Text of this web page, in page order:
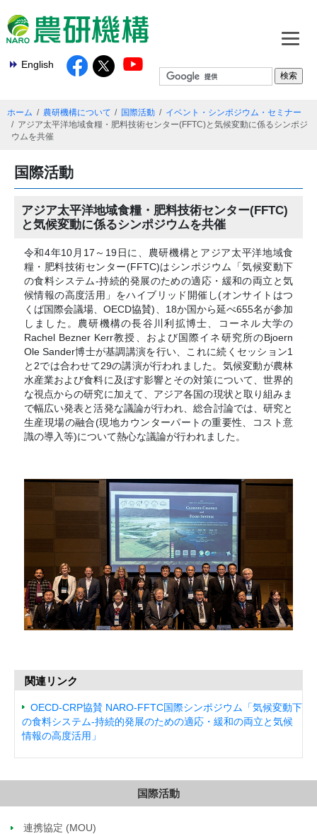
English
ホーム 農研機構について 国際活動
イベント・シンポジウム・セミナー
アジア太平洋地域食糧・肥料技術センター(FFTC)と気候変動に係るシンポジ
ウムを共催
国際活動
アジア太平洋地域食糧・肥料技術センター(FFTC)
と気候変動に係るシンポジウムを共催
令和4年10月17～19日に、農研機構とアジア太平洋地域食
糧・肥料技術センター(FFTC)はシンポジウム「気候変動下
の食料システム-持続的発展のための適応・緩和の両立と気
候情報の高度活用」をハイブリッド開催し(オンサイトはつ
くば国際会議場、OECD協賛)、18か国から延べ655名が参加
しました。農研機構の長谷川利拡博士、コーネル大学の
Rachel Bezner Kerr教授、および国際イネ研究所のBjoern
Ole Sander博士が基調講演を行い、これに続くセッション1
と2では合わせて29の講演が行われました。気候変動が農林
水産業および食料に及ぼす影響とその対策について、世界的
な視点からの研究に加えて、アジア各国の現状と取り組みま
で幅広い発表と活発な議論が行われ、総合討論では、研究と
生産現場の融合(現地カウンターパートの重要性、コスト意
識の導入等)について熱心な議論が行われました。
関連リンク
OECD-CRP協賛 NARO-FFTC国際シンポジウム「気候変動下
の食料システム-持続的発展のための適応・緩和の両立と気候
情報の高度活用」
国際活動
連携協定 (MOU)